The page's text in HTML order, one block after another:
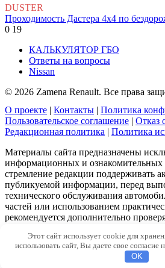
DUSTER
Проходимость Дастера 4х4 по
0 19
КАЛЬКУЛЯТОР ГБО
Ответы на вопросы
Nissan
© 2026 Zamena Renault. Все права
О проекте | Контакты | Политика
Пользовательское соглашение | Отказ
Редакционная политика | Политика
Материалы сайта предназначены
информационных и ознакомительных
стремление редакции поддерживать
публикуемой информации, перед
технического обслуживания
частей или использованием
рекомендуется дополнительно
консультироваться со
Этот сайт использует cookie для
использовать сайт, Вы даете свое согласие
OK